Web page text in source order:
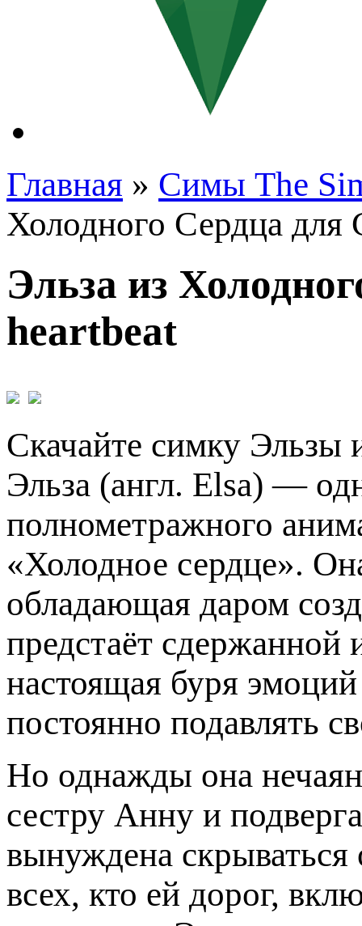
Главная » Симы The
Холодного Сердца для
Эльза из
heartbeat
Скачайте симку Эльзы
Эльза (англ. Elsa) —
полнометражного
«Холодное сердце».
обладающая даром
предстаёт сдержанной
настоящая буря
постоянно подавлять
Но однажды она
сестру Анну и
вынуждена
всех, кто ей дорог,